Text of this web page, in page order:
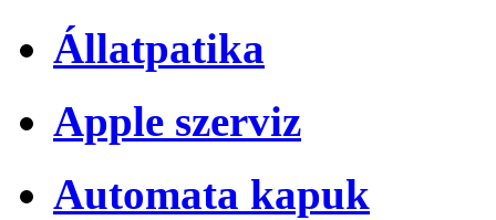
Állatpatika
Apple szerviz
Automata kapuk